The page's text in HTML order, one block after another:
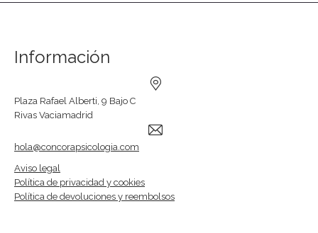
Información
Plaza Rafael Alberti, 9 Bajo C
Rivas Vaciamadrid
hola@concorapsicologia.com
Aviso legal
Política de privacidad y cookies
Política de devoluciones y reembolsos